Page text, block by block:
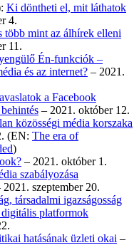
Ki döntheti el, mit láthatok
4.
több mint az álhírek elleni
11.
Én-funkciók –
és az internet? – 2021.
a Facebook
– 2021. október 12.
közösségi média korszaka
(EN: The era of
)
– 2021. október 1.
szabályozása
2021. szeptember 20.
társadalmi igazságosság
platformok
hatásának üzleti okai –